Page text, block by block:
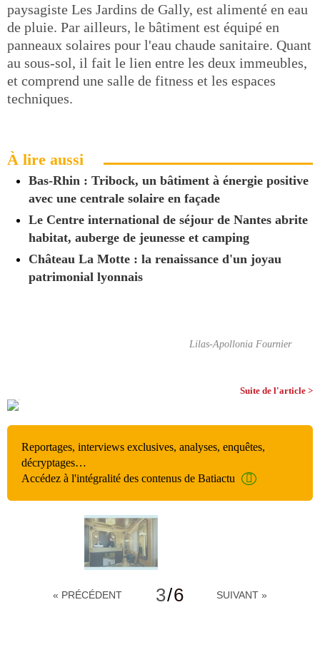
paysagiste Les Jardins de Gally, est alimenté en eau
de pluie. Par ailleurs, le bâtiment est équipé en
panneaux solaires pour l'eau chaude sanitaire. Quant
au sous-sol, il fait le lien entre les deux immeubles,
et comprend une salle de fitness et les espaces
techniques.
À lire aussi
Bas-Rhin : Tribock, un bâtiment à énergie positive
avec une centrale solaire en façade
Le Centre international de séjour de Nantes abrite
habitat, auberge de jeunesse et camping
Château La Motte : la renaissance d'un joyau
patrimonial lyonnais
Lilas-Apollonia Fournier
Suite de l'article >
Reportages, interviews exclusives, analyses, enquêtes,
décryptages…
Accédez à l'intégralité des contenus de Batiactu
« PRÉCÉDENT 3/6 SUIVANT »